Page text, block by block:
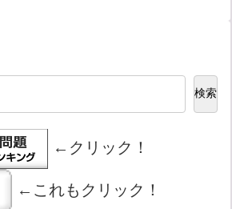
検索
←クリック！
←これもクリック！